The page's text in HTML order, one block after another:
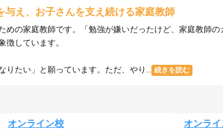
え、お子さんを支え続ける家庭教師
めの家庭教師です。「勉強が嫌いだったけど、家庭教師
徴しています。
たい」と願っています。ただ、やり... 続きを読む
オンライン校 オンラ